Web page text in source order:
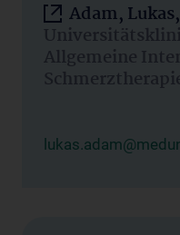
Adam,
Allgemeine